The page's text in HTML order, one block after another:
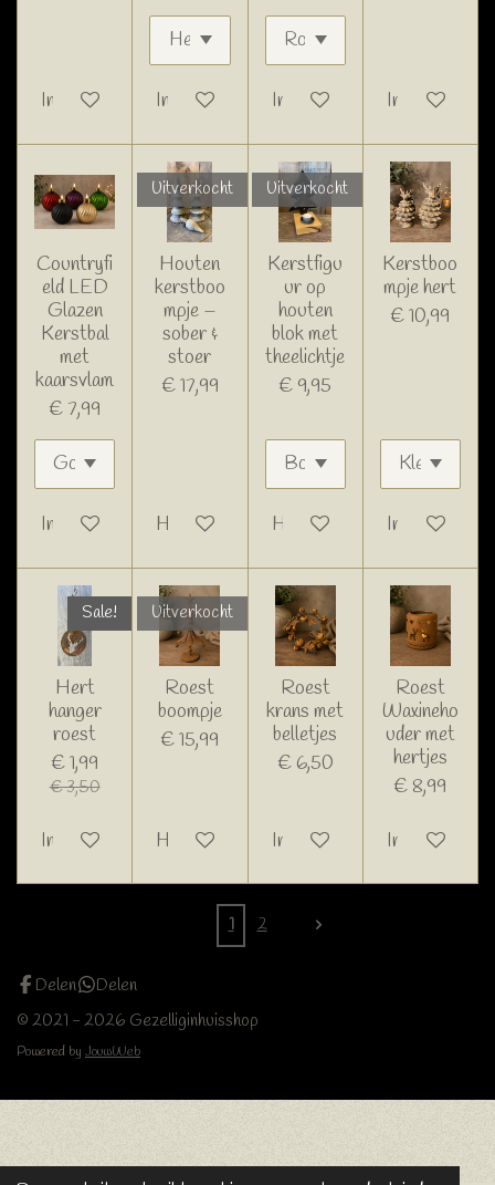
In winkelwagen In winkelwagen In winkelwagen In
Countryfi
eld LED
Glazen
Kerstbal
met
kaarsvlam
€ 7,99
In winkelwagen
Uitverkocht
Houten
kerstboo
mpje –
sober &
stoer
€ 17,99
Houd mij op de hoogte
Uitverkocht
Kerstfigu
ur op
houten
blok met
theelichtje
€ 9,95
Houd mij op de hoogte
Kerstboo
mpje hert
€ 10,99
In
Sale!
Hert
hanger
roest
€ 1,99
€ 3,50
In winkelwagen
Uitverkocht
Roest
boompje
€ 15,99
Houd mij op de hoogte
Roest
krans met
belletjes
€ 6,50
In winkelwagen
Roest
Waxineho
uder met
hertjes
€ 8,99
In
1 2
Delen
Delen
© 2021 - 2026 Gezelliginhuisshop
Powered by JouwWeb